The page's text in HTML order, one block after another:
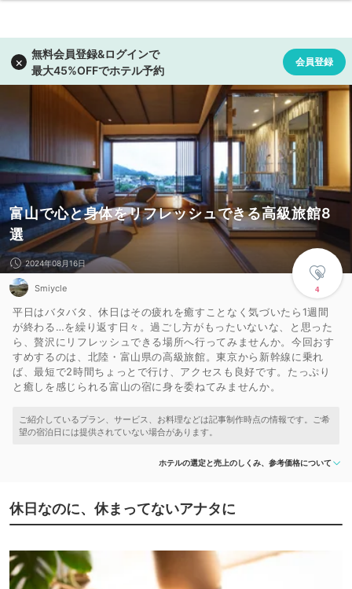
富山で心と身体をリフレッシュできる高級旅館8
選
4
2024年08月16日
Smiycle
平日はバタバタ、休日はその疲れを癒すことなく気づいたら1週間
が終わる…を繰り返す日々。過ごし方がもったいないな、と思った
ら、贅沢にリフレッシュできる場所へ行ってみませんか。今回おす
すめするのは、北陸・富山県の高級旅館。東京から新幹線に乗れ
ば、最短で2時間ちょっとで行け、アクセスも良好です。たっぷり
と癒しを感じられる富山の宿に身を委ねてみませんか。
ホテルの選定と売上のしくみ、参考価格について
休日なのに、休まってないアナタに